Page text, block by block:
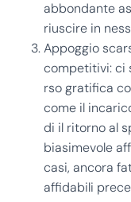
abbondante
riuscire in
Appoggio
competitivi: ci
rso gratifica
come il
di il ritorno al
biasimevole
casi, ancora
affidabili